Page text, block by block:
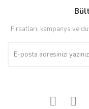
Fırsatları, kampanya ve